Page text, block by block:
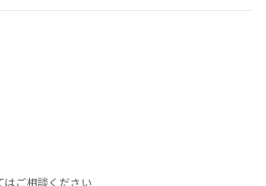
ご相談ください